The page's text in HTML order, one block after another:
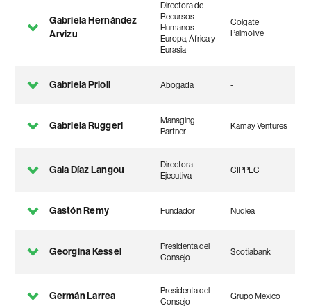
Gabriela Hernández
Arvizu
Directora de
Recursos
Humanos
Europa, África y
Eurasia
Colgate
Palmolive
Gabriela Prioli Abogada -
Gabriela Ruggeri
Managing
Partner
Kamay Ventures
Gala Díaz Langou
Directora
Ejecutiva
CIPPEC
Gastón Remy Fundador Nuqlea
Georgina Kessel
Presidenta del
Consejo
Scotiabank
Germán Larrea
Presidenta del
Consejo
Grupo México